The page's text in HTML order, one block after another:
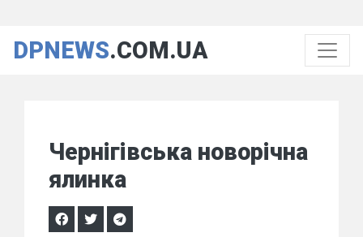
DPNEWS.COM.UA
Чернігівська новорічна
ялинка